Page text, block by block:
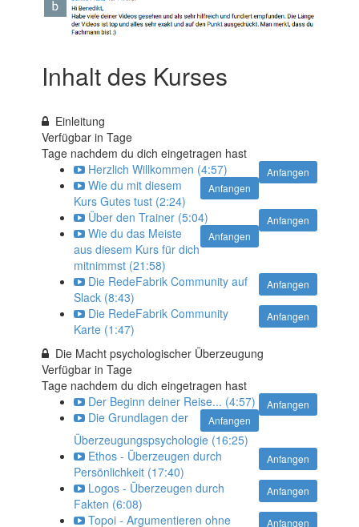
Inhalt des Kurses
Einleitung
Verfügbar inTage
Tage nachdem du dich eingetragen hast
Anfangen
Herzlich Willkommen (4:57)
Anfangen
Wie du mit diesem
Kurs Gutes tust (2:24)
Anfangen
Über den Trainer (5:04)
Anfangen
Wie du das Meiste
aus diesem Kurs für dich
mitnimmst (21:58)
Anfangen
Die RedeFabrik Community auf
Slack (8:43)
Anfangen
Die RedeFabrik Community
Karte (1:47)
Die Macht psychologischer Überzeugung
Verfügbar inTage
Tage nachdem du dich eingetragen hast
Anfangen
Der Beginn deiner Reise... (4:57)
Anfangen
Die Grundlagen der
Überzeugungspsychologie (16:25)
Anfangen
Ethos - Überzeugen durch
Persönlichkeit (17:40)
Anfangen
Logos - Überzeugen durch
Fakten (6:08)
Anfangen
Topoi - Argumentieren ohne